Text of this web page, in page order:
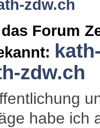
zdw.ch
Forum
zdw.ch
habe ich